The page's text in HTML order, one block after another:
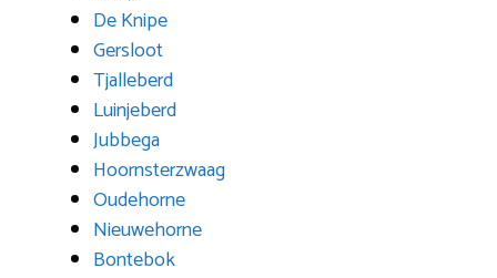
De Knipe
Gersloot
Tjalleberd
Luinjeberd
Jubbega
Hoornsterzwaag
Oudehorne
Nieuwehorne
Bontebok